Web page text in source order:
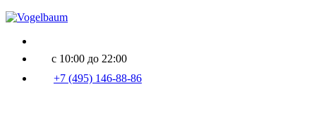
с 10:00 до 22:00
+7 (495) 146-88-86